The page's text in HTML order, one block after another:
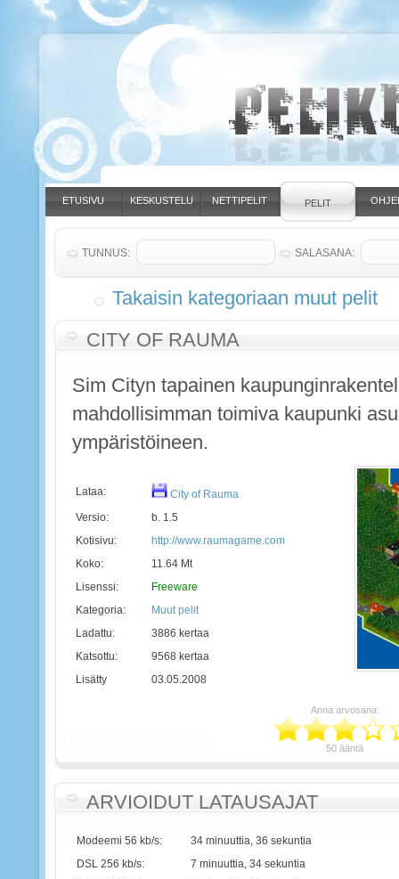
ETUSIVU KESKUSTELU NETTIPELIT PELIT
Takaisin kategoriaan muut pelit
CITY OF RAUMA
Sim Cityn tapainen
mahdollisimman toimiva kaupunki
ympäristöineen.
Lataa:
City of Rauma
Versio:
b. 1.5
Kotisivu:
http://www.raumagame.com
Koko:
11.64 Mt
Lisenssi:
Freeware
Kategoria:
Muut pelit
Ladattu:
3886 kertaa
Katsottu:
9568 kertaa
Lisätty
03.05.2008
Anna arvosana:
50 ääntä
ARVIOIDUT LATAUSAJAT
Modeemi 56 kb/s:
34 minuuttia, 36 sekuntia
DSL 256 kb/s:
7 minuuttia, 34 sekuntia
TUNNUS: SALASANA: